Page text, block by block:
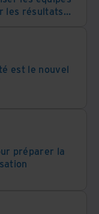
les résultats
est le nouvel
préparer la